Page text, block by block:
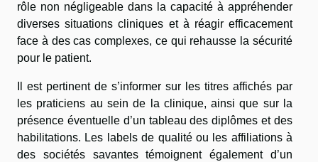
rôle non négligeable dans la capacité à appréhender
diverses situations cliniques et à réagir efficacement
face à des cas complexes, ce qui rehausse la sécurité
pour le patient.
Il est pertinent de s’informer sur les titres affichés par
les praticiens au sein de la clinique, ainsi que sur la
présence éventuelle d’un tableau des diplômes et des
habilitations. Les labels de qualité ou les affiliations à
des sociétés savantes témoignent également d’un